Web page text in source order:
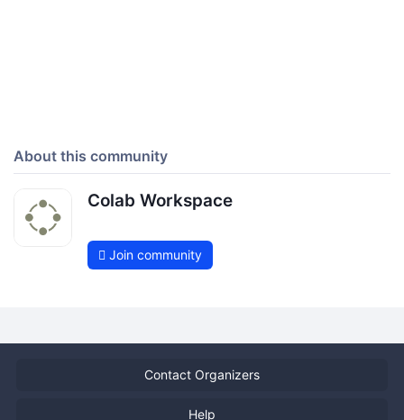
About this community
Colab Workspace
Join community
Contact Organizers
Help